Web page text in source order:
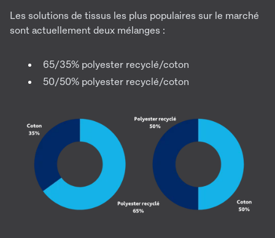
Les solutions de tissus les plus populaires sur le marché
sont actuellement deux mélanges :
65/35% polyester recyclé/coton
50/50% polyester recyclé/coton